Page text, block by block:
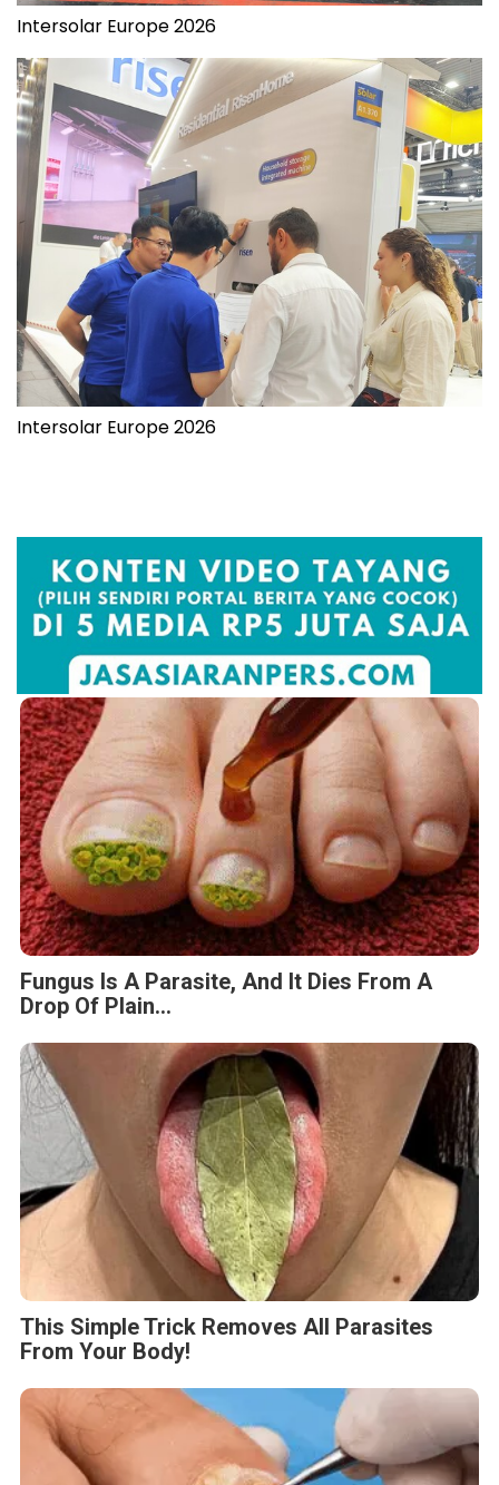
Intersolar Europe 2026
Intersolar Europe 2026
Fungus Is A Parasite, And It Dies From A
Drop Of Plain...
This Simple Trick Removes All Parasites
From Your Body!